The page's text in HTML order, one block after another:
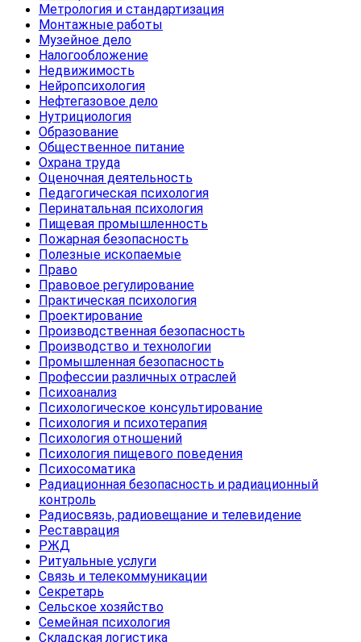
Метрология и стандартизация
Монтажные работы
Музейное дело
Налогообложение
Недвижимость
Нейропсихология
Нефтегазовое дело
Нутрициология
Образование
Общественное питание
Охрана труда
Оценочная деятельность
Педагогическая психология
Перинатальная психология
Пищевая промышленность
Пожарная безопасность
Полезные ископаемые
Право
Правовое регулирование
Практическая психология
Проектирование
Производственная безопасность
Производство и технологии
Промышленная безопасность
Профессии различных отраслей
Психоанализ
Психологическое консультирование
Психология и психотерапия
Психология отношений
Психология пищевого поведения
Психосоматика
Радиационная безопасность и радиационный
контроль
Радиосвязь, радиовещание и телевидение
Реставрация
РЖД
Ритуальные услуги
Связь и телекоммуникации
Секретарь
Сельское хозяйство
Семейная психология
Складская логистика